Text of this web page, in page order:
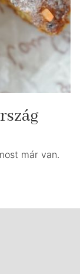
már van.